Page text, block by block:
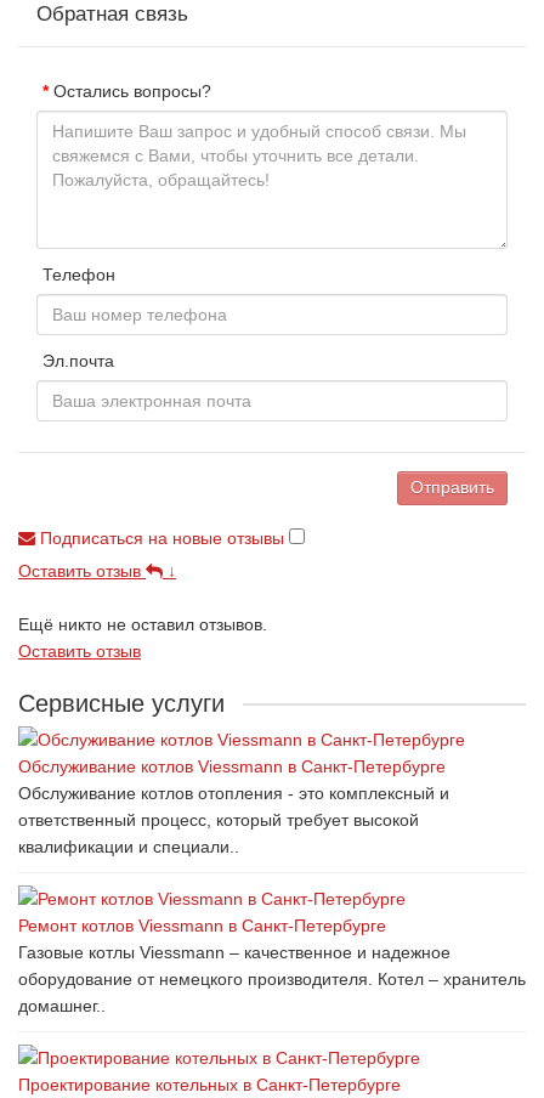
Обратная связь
Остались вопросы?
Телефон
Эл.почта
Отправить
Подписаться на новые отзывы
Оставить отзыв
↓
Ещё никто не оставил отзывов.
Оставить отзыв
Сервисные услуги
Обслуживание котлов Viessmann в Санкт-Петербурге
Обслуживание котлов отопления - это комплексный и
ответственный процесс, который требует высокой
квалификации и специали..
Ремонт котлов Viessmann в Санкт-Петербурге
Газовые котлы Viessmann – качественное и надежное
оборудование от немецкого производителя. Котел – хранитель
домашнег..
Проектирование котельных в Санкт-Петербурге